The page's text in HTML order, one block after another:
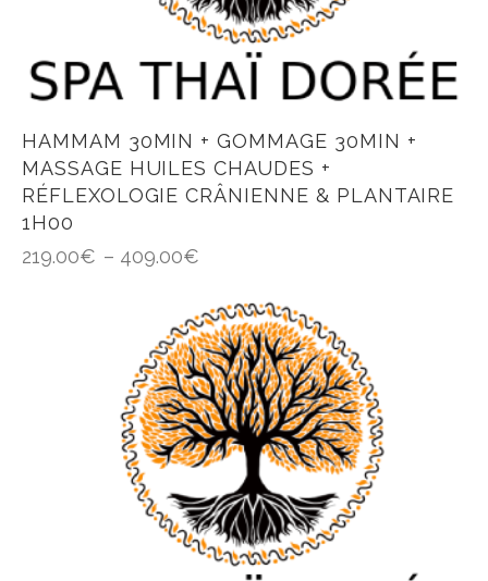
HAMMAM 30MIN + GOMMAGE 30MIN +
MASSAGE HUILES CHAUDES +
RÉFLEXOLOGIE CRÂNIENNE & PLANTAIRE
1H00
219.00€ – 409.00€